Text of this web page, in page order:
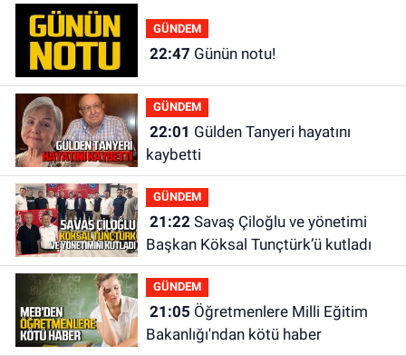
GÜNDEM
22:47 Günün notu!
GÜNDEM
22:01
kaybetti
GÜNDEM
21:22Savaş Çiloğlu ve yönetimi
Başkan Köksal Tunçtürk’ü kutladı
GÜNDEM
21:05
Bakanlığı'ndan kötü haber